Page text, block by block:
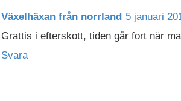
Växelhäxan från norrland 5 januari
Grattis i efterskott, tiden går fort när
Svara